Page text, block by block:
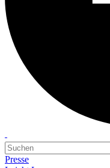
Presse